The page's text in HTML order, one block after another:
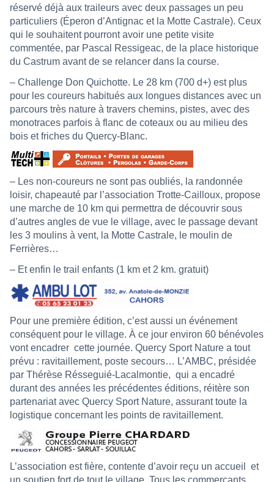
réservé déjà aux traileurs avec deux passages un peu
particuliers (Éperon d’Antignac et la Motte Castrale). Ceux
qui le souhaitent pourront avoir une petite visite
commentée, par Pascal Ressigeac, de la place historique
du Castrum avant de se relancer dans la course.
– Challenge Don Quichotte. Le 28 km (700 d+) est plus
pour les coureurs habitués aux longues distances avec un
parcours très nature à travers chemins, pistes, avec des
monotraces parfois à flanc de coteaux ou au milieu des
bois et friches du Quercy-Blanc.
– Les non-coureurs ne sont pas oubliés, la randonnée
loisir, chapeauté par l’association Trotte-Cailloux, propose
une marche de 10 km qui permettra de découvrir sous
d’autres angles de vue le village, avec le passage devant
les 3 moulins à vent, la Motte Castrale, le moulin de
Ferrières…
– Et enfin le trail enfants (1 km et 2 km. gratuit)
Pour une première édition, c’est aussi un événement
conséquent pour le village. À ce jour environ 60 bénévoles
vont encadrer cette journée. Quercy Sport Nature a tout
prévu : ravitaillement, poste secours… L’AMBC, présidée
par Thérèse Résseguié-Lacalmontie, qui a encadré
durant des années les précédentes éditions, réitère son
partenariat avec Quercy Sport Nature, assurant toute la
logistique concernant les points de ravitaillement.
L’association est fière, contente d’avoir reçu un accueil
et
un soutien fort de tout le village. Tous les commerçants